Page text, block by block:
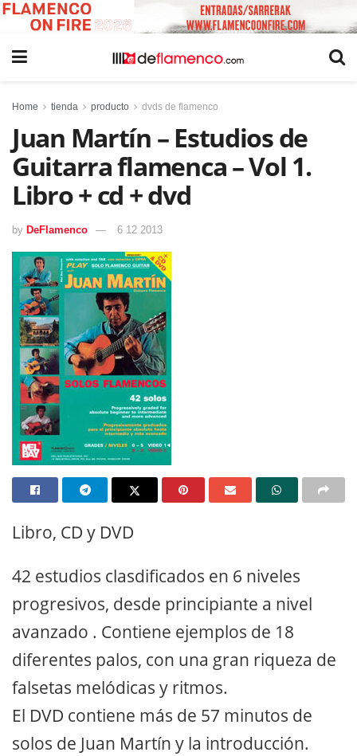
Home tienda producto dvds de flamenco
Juan Martín – Estudios de
Guitarra flamenca – Vol 1.
Libro + cd + dvd
by DeFlamenco 6 12 2013
Libro, CD y DVD
42 estudios clasdificados en 6 niveles
progresivos, desde principiante a nivel
avanzado . Contiene ejemplos de 18
diferentes palos, con una gran riqueza de
falsetas melódicas y ritmos.
El DVD contiene más de 57 minutos de
solos de Juan Martín y la introducción.